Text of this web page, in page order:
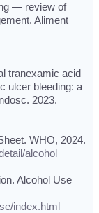
— review of
Aliment
tranexamic acid
ulcer bleeding: a
2023.
WHO, 2024.
alcohol
Alcohol Use
index.html